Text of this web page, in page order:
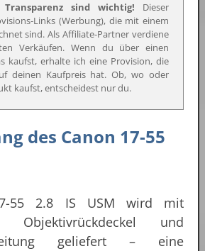
sind wichtig! Dieser
Links (Werbung), die mit einem
sind. Als Affiliate-Partner verdiene
Verkäufen. Wenn du über einen
kaufst, erhalte ich eine Provision, die
deinen Kaufpreis hat. Ob, wo oder
kaufst, entscheidest nur du.
des Canon 17-55
55 2.8 IS USM wird mit
Objektivrückdeckel und
geliefert – eine